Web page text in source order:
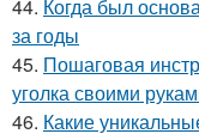
44. Когда был
за годы
45. Пошаговая
уголка своими
46. Какие